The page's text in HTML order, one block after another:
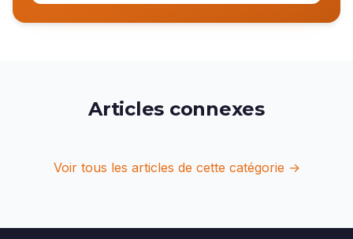
Articles connexes
Voir tous les articles de cette catégorie →